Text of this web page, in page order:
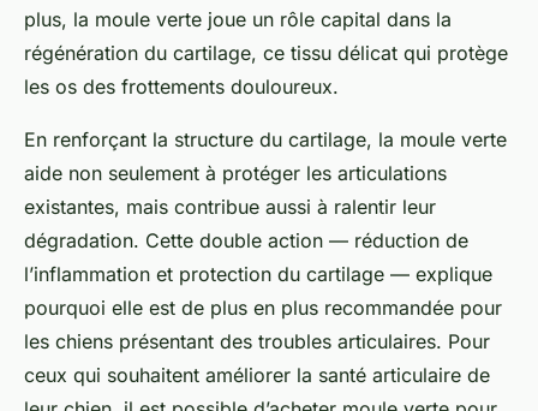
plus, la moule verte joue un rôle capital dans la
régénération du cartilage, ce tissu délicat qui protège
les os des frottements douloureux.
En renforçant la structure du cartilage, la moule verte
aide non seulement à protéger les articulations
existantes, mais contribue aussi à ralentir leur
dégradation. Cette double action — réduction de
l’inflammation et protection du cartilage — explique
pourquoi elle est de plus en plus recommandée pour
les chiens présentant des troubles articulaires. Pour
ceux qui souhaitent améliorer la santé articulaire de